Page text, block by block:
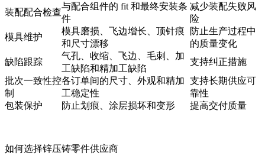
装配配合检查
与配合组件的 fit 和最终安装条
件
减少装配失败风
险
模具维护
模具磨损、飞边增长、顶针痕
和尺寸漂移
防止生产过程中
的质量变化
缺陷跟踪
气孔、收缩、飞边、毛刺、加
工缺陷和精加工缺陷
支持纠正措施
批次一致性控
制
各订单间的尺寸、外观和精加
工稳定性
支持长期供应可
靠性
包装保护
防止划痕、涂层损坏和变形 提高交付质量
如何选择锌压铸零件供应商